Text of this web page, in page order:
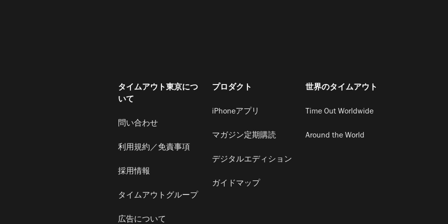
タイムアウト東京につ
いて
問い合わせ
利用規約／免責事項
採用情報
タイムアウトグループ
広告について
プロダクト
iPhoneアプリ
マガジン定期購読
デジタルエディション
ガイドマップ
世界のタイムアウト
Time Out Worldwide
Around the World